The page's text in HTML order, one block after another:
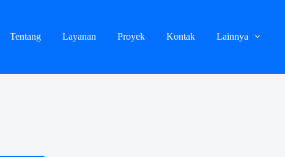
Tentang Layanan Proyek Kontak Lainnya